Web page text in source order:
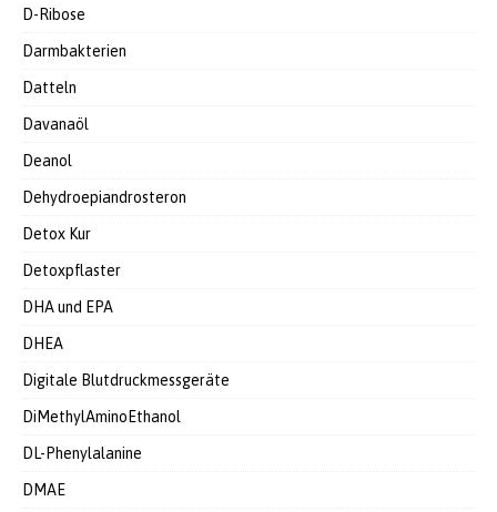
D-Ribose
Darmbakterien
Datteln
Davanaöl
Deanol
Dehydroepiandrosteron
Detox Kur
Detoxpflaster
DHA und EPA
DHEA
Digitale Blutdruckmessgeräte
DiMethylAminoEthanol
DL-Phenylalanine
DMAE